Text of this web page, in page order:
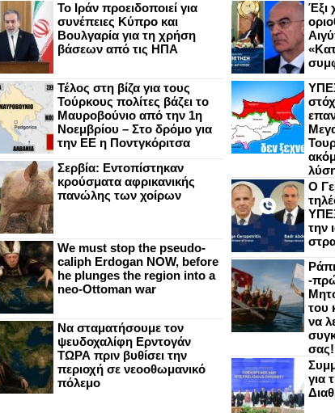
Το Ιράν προειδοποιεί για
συνέπειες Κύπρο και
Βουλγαρία για τη χρήση
βάσεων από τις ΗΠΑ
Τέλος στη βίζα για τους
Τούρκους πολίτες βάζει το
Μαυροβούνιο από την 1η
Νοεμβρίου – Στο δρόμο για
την ΕΕ η Ποντγκόριτσα
Σερβία: Εντοπίστηκαν
κρούσματα αφρικανικής
πανώλης των χοίρων
We must stop the pseudo-
caliph Erdogan NOW, before
he plunges the region into a
neo-Ottoman war
Να σταματήσουμε τον
ψευδοχαλίφη Ερντογάν
ΤΩΡΑ πριν βυθίσει την
περιοχή σε νεοοθωμανικό
πόλεμο
Έξι
Ο
την
-
του
να
σας!
για